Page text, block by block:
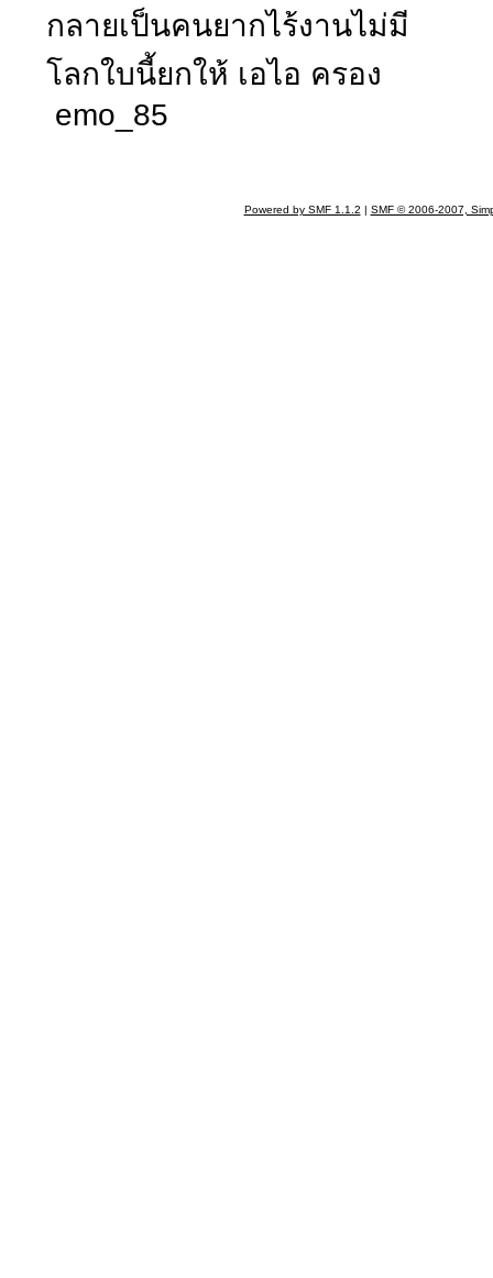
กลายเป็นคนยากไร้งานไม่มี
โลกใบนี้ยกให้ เอไอ ครอง
emo_85
Powered by SMF 1.1.2 | SMF © 2006-2007,